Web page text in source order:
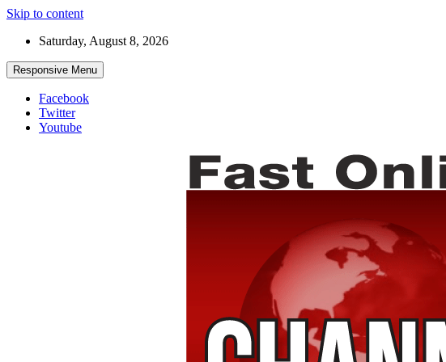
Skip to content
Saturday, August 8, 2026
Responsive Menu
Facebook
Twitter
Youtube